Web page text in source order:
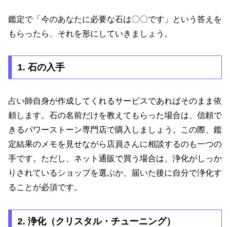
鑑定で「今のあなたに必要な石は〇〇です」という答えを
もらったら、それを形にしていきましょう。
1. 石の入手
占い師自身が作成してくれるサービスであればそのまま依
頼します。石の名前だけを教えてもらった場合は、信頼で
きるパワーストーン専門店で購入しましょう。この際、鑑
定結果のメモを見せながら店員さんに相談するのも一つの
手です。ただし、ネット通販で買う場合は、浄化がしっか
りされているショップを選ぶか、届いた後に自分で浄化す
ることが必須です。
2. 浄化（クリスタル・チューニング）